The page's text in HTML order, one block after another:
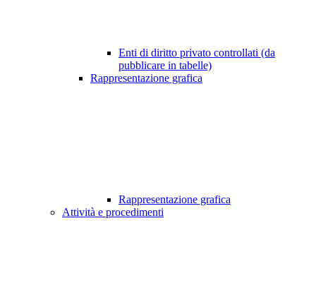
Enti di diritto privato controllati (da
pubblicare in tabelle)
Rappresentazione grafica
Rappresentazione grafica
Attività e procedimenti